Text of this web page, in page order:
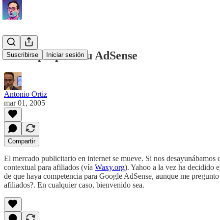
Suscribirse Iniciar sesión
Yahoo prepara su AdSense
Antonio Ortiz
mar 01, 2005
Compartir
El mercado publicitario en internet se mueve. Si nos
contextual para afiliados (vía Waxy.org). Yahoo a la vez ha decidido
de que haya competencia para Google AdSense, aunque me
afiliados?. En cualquier caso, bienvenido sea.